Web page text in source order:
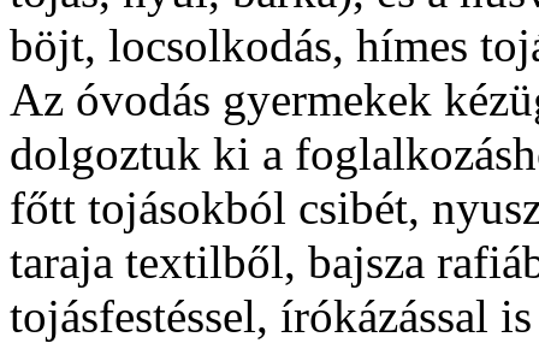
böjt, locsolkodás, hímes
Az óvodás gyermekek
dolgoztuk ki a
főtt tojásokból csibét,
taraja textilből, bajsza
tojásfestéssel, írókázással